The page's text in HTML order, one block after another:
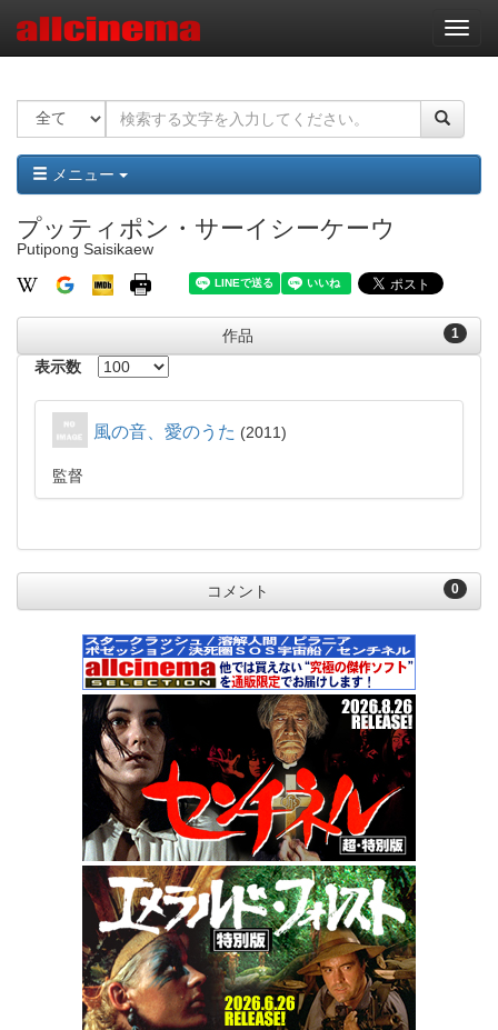
ナ
ビ
ー
ョ
ン
メニュー
プッティポン・サーイシーケーウ
Putipong Saisikaew
1
作品
表示数
風の音、愛のうた 2011
監督
0
コメント